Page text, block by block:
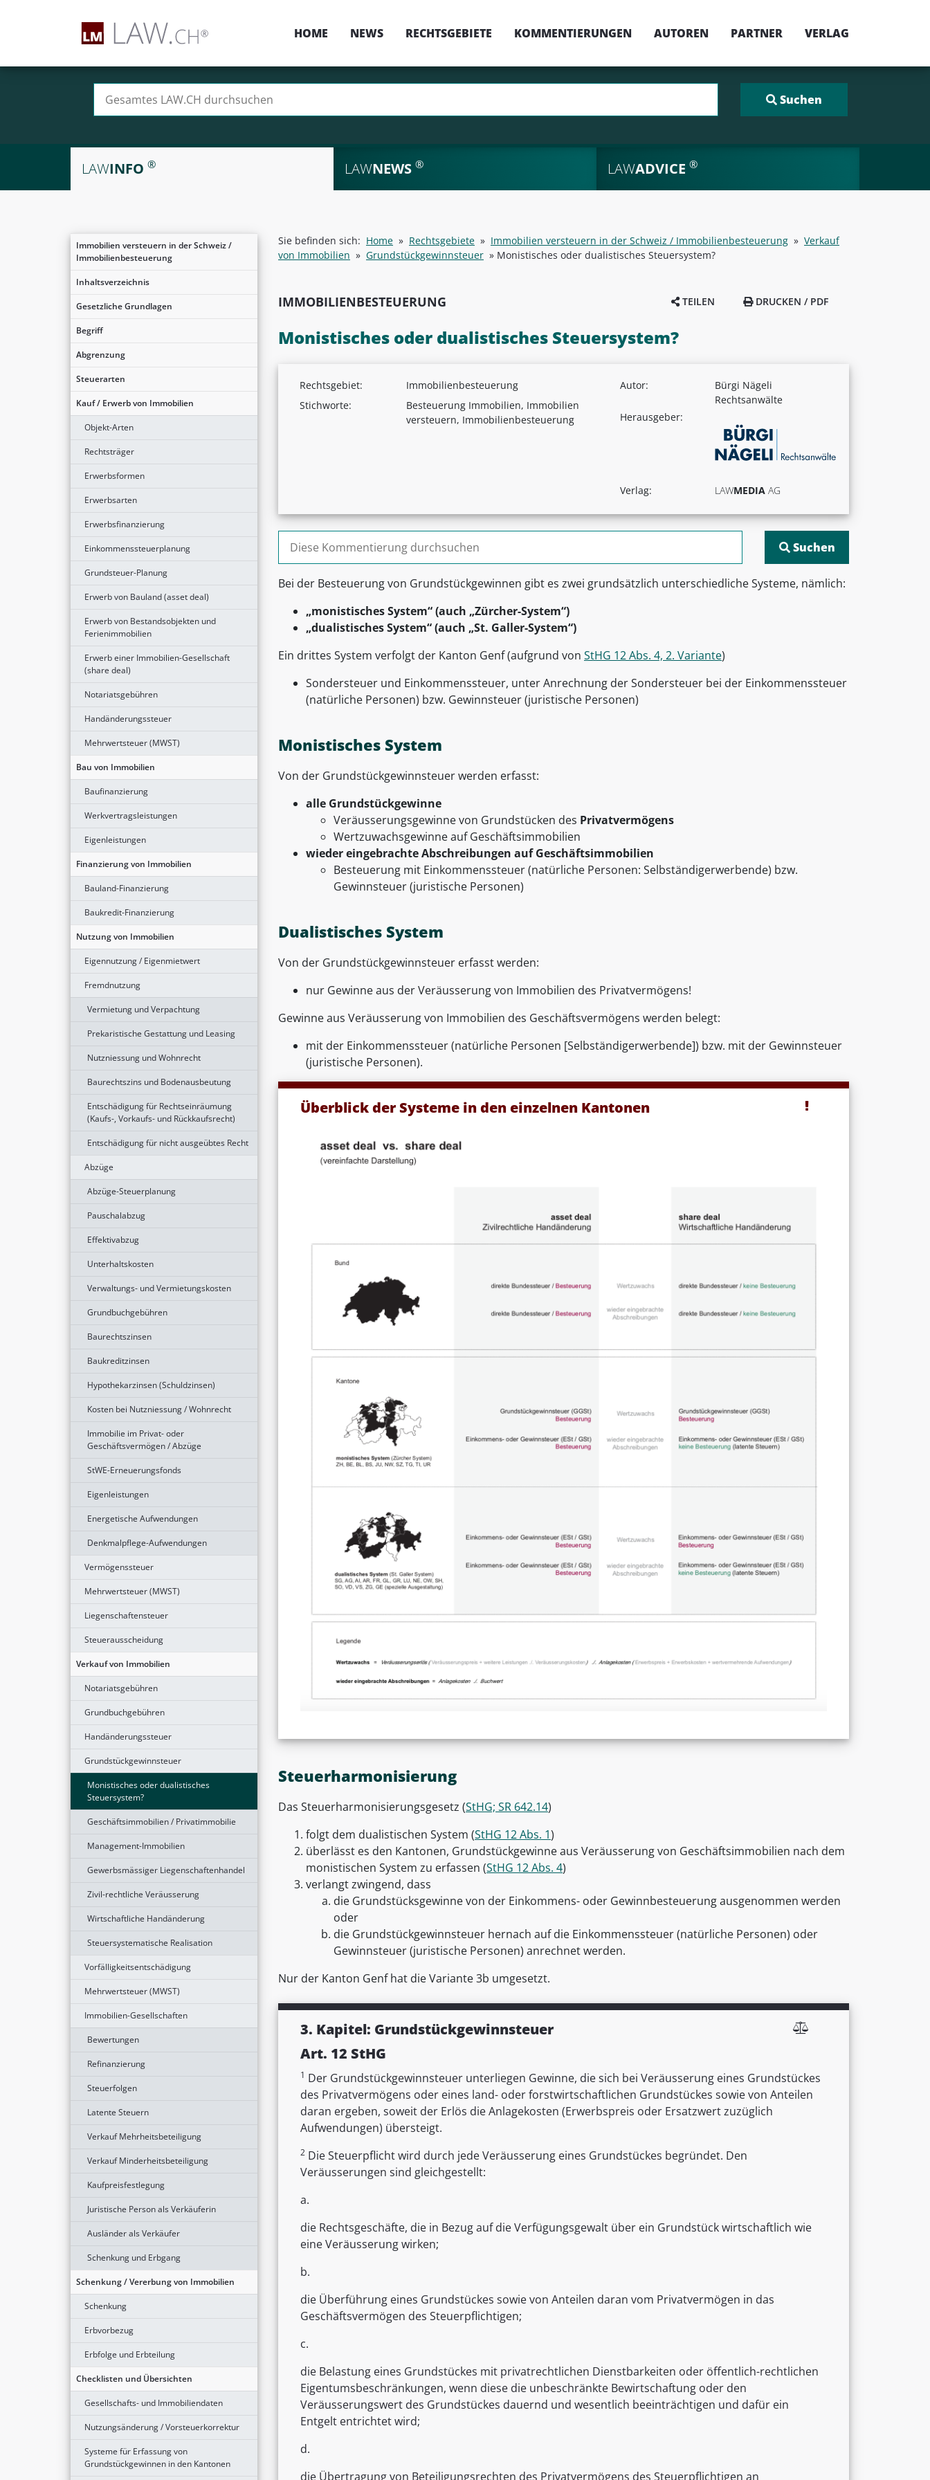
HOME NEWS RECHTSGEBIETE KOMMENTIERUNGEN AUTOREN PARTNER VERLAG
LAWINFO ® LAWNEWS ® LAWADVICE ®
Immobilien versteuern in der Schweiz /
Immobilienbesteuerung
Inhaltsverzeichnis
Gesetzliche Grundlagen
Begriff
Abgrenzung
Steuerarten
Kauf / Erwerb von Immobilien
Objekt-Arten
Rechtsträger
Erwerbsformen
Erwerbsarten
Erwerbsfinanzierung
Einkommenssteuerplanung
Grundsteuer-Planung
Erwerb von Bauland (asset deal)
Erwerb von Bestandsobjekten und
Ferienimmobilien
Erwerb einer Immobilien-Gesellschaft
(share deal)
Notariatsgebühren
Handänderungssteuer
Mehrwertsteuer (MWST)
Bau von Immobilien
Baufinanzierung
Werkvertragsleistungen
Eigenleistungen
Finanzierung von Immobilien
Bauland-Finanzierung
Baukredit-Finanzierung
Nutzung von Immobilien
Eigennutzung / Eigenmietwert
Fremdnutzung
Vermietung und Verpachtung
Prekaristische Gestattung und Leasing
Nutzniessung und Wohnrecht
Baurechtszins und Bodenausbeutung
Entschädigung für Rechtseinräumung
(Kaufs-, Vorkaufs- und Rückkaufsrecht)
Entschädigung für nicht ausgeübtes Recht
Abzüge
Abzüge-Steuerplanung
Pauschalabzug
Effektivabzug
Unterhaltskosten
Verwaltungs- und Vermietungskosten
Grundbuchgebühren
Baurechtszinsen
Baukreditzinsen
Hypothekarzinsen (Schuldzinsen)
Kosten bei Nutzniessung / Wohnrecht
Immobilie im Privat- oder
Geschäftsvermögen / Abzüge
StWE-Erneuerungsfonds
Eigenleistungen
Energetische Aufwendungen
Denkmalpflege-Aufwendungen
Vermögenssteuer
Mehrwertsteuer (MWST)
Liegenschaftensteuer
Steuerausscheidung
Verkauf von Immobilien
Notariatsgebühren
Grundbuchgebühren
Handänderungssteuer
Grundstückgewinnsteuer
Monistisches oder dualistisches
Steuersystem?
Geschäftsimmobilien / Privatimmobilie
Management-Immobilien
Gewerbsmässiger Liegenschaftenhandel
Zivil-rechtliche Veräusserung
Wirtschaftliche Handänderung
Steuersystematische Realisation
Vorfälligkeitsentschädigung
Mehrwertsteuer (MWST)
Immobilien-Gesellschaften
Bewertungen
Refinanzierung
Steuerfolgen
Latente Steuern
Verkauf Mehrheitsbeteiligung
Verkauf Minderheitsbeteiligung
Kaufpreisfestlegung
Juristische Person als Verkäuferin
Ausländer als Verkäufer
Schenkung und Erbgang
Schenkung / Vererbung von Immobilien
Schenkung
Erbvorbezug
Erbfolge und Erbteilung
Checklisten und Übersichten
Gesellschafts- und Immobiliendaten
Nutzungsänderung / Vorsteuerkorrektur
Systeme für Erfassung von
Grundstückgewinnen in den Kantonen
Sie befinden sich: Home » Rechtsgebiete » Immobilien versteuern in der Schweiz / Immobilienbesteuerung » Verkauf
von Immobilien » Grundstückgewinnsteuer » Monistisches oder dualistisches Steuersystem?
IMMOBILIENBESTEUERUNG TEILEN DRUCKEN / PDF
Monistisches oder dualistisches Steuersystem?
Rechtsgebiet:
Immobilienbesteuerung
Stichworte:
Besteuerung Immobilien, Immobilien
versteuern, Immobilienbesteuerung
Autor:
Bürgi Nägeli
Rechtsanwälte
Herausgeber:
Verlag: LAWMEDIA AG
Suchen nach:
Bei der Besteuerung von Grundstückgewinnen gibt es zwei grundsätzlich unterschiedliche Systeme, nämlich:
„monistisches System“ (auch „Zürcher-System“)
„dualistisches System“ (auch „St. Galler-System“)
Ein drittes System verfolgt der Kanton Genf (aufgrund von StHG 12 Abs. 4, 2. Variante)
Sondersteuer und Einkommenssteuer, unter Anrechnung der Sondersteuer bei der Einkommenssteuer
(natürliche Personen) bzw. Gewinnsteuer (juristische Personen)
Monistisches System
Von der Grundstückgewinnsteuer werden erfasst:
alle Grundstückgewinne
Veräusserungsgewinne von Grundstücken des Privatvermögens
Wertzuwachsgewinne auf Geschäftsimmobilien
wieder eingebrachte Abschreibungen auf Geschäftsimmobilien
Besteuerung mit Einkommenssteuer (natürliche Personen: Selbständigerwerbende) bzw.
Gewinnsteuer (juristische Personen)
Dualistisches System
Von der Grundstückgewinnsteuer erfasst werden:
nur Gewinne aus der Veräusserung von Immobilien des Privatvermögens!
Gewinne aus Veräusserung von Immobilien des Geschäftsvermögens werden belegt:
mit der Einkommenssteuer (natürliche Personen [Selbständigerwerbende]) bzw. mit der Gewinnsteuer
(juristische Personen).
Überblick der Systeme in den einzelnen Kantonen
Steuerharmonisierung
Das Steuerharmonisierungsgesetz (StHG; SR 642.14)
folgt dem dualistischen System (StHG 12 Abs. 1)
überlässt es den Kantonen, Grundstückgewinne aus Veräusserung von Geschäftsimmobilien nach dem
monistischen System zu erfassen (StHG 12 Abs. 4)
verlangt zwingend, dass
die Grundstücksgewinne von der Einkommens- oder Gewinnbesteuerung ausgenommen werden
oder
die Grundstückgewinnsteuer hernach auf die Einkommenssteuer (natürliche Personen) oder
Gewinnsteuer (juristische Personen) anrechnet werden.
Nur der Kanton Genf hat die Variante 3b umgesetzt.
3. Kapitel: Grundstückgewinnsteuer
Art. 12 StHG
1 Der Grundstückgewinnsteuer unterliegen Gewinne, die sich bei Veräusserung eines Grundstückes
des Privatvermögens oder eines land- oder forstwirtschaftlichen Grundstückes sowie von Anteilen
daran ergeben, soweit der Erlös die Anlagekosten (Erwerbspreis oder Ersatzwert zuzüglich
Aufwendungen) übersteigt.
2 Die Steuerpflicht wird durch jede Veräusserung eines Grundstückes begründet. Den
Veräusserungen sind gleichgestellt:
a.
die Rechtsgeschäfte, die in Bezug auf die Verfügungsgewalt über ein Grundstück wirtschaftlich wie
eine Veräusserung wirken;
b.
die Überführung eines Grundstückes sowie von Anteilen daran vom Privatvermögen in das
Geschäftsvermögen des Steuerpflichtigen;
c.
die Belastung eines Grundstückes mit privatrechtlichen Dienstbarkeiten oder öffentlich-rechtlichen
Eigentumsbeschränkungen, wenn diese die unbeschränkte Bewirtschaftung oder den
Veräusserungswert des Grundstückes dauernd und wesentlich beeinträchtigen und dafür ein
Entgelt entrichtet wird;
d.
die Übertragung von Beteiligungsrechten des Privatvermögens des Steuerpflichtigen an